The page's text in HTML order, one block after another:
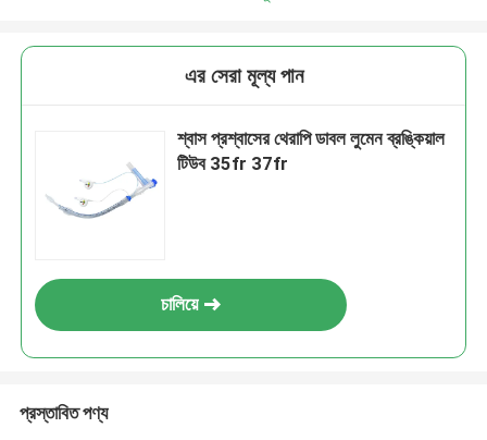
এর সেরা মূল্য পান
শ্বাস প্রশ্বাসের থেরাপি ডাবল লুমেন ব্রঙ্কিয়াল
টিউব 35fr 37fr
চালিয়ে
প্রস্তাবিত পণ্য